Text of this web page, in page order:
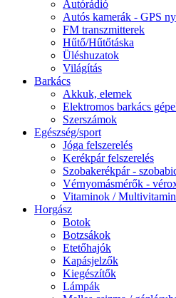
Autórádió
Autós kamerák - GPS
FM transzmitterek
Hűtő/Hűtőtáska
Üléshuzatok
Világítás
Barkács
Akkuk, elemek
Elektromos barkács
Szerszámok
Egészség/sport
Jóga felszerelés
Kerékpár felszerelés
Szobakerékpár -
Vérnyomásmérők -
Vitaminok /
Horgász
Botok
Botzsákok
Etetőhajók
Kapásjelzők
Kiegészítők
Lámpák